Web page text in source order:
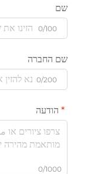
שם
0/100
שם החברה
0/200
הודעה
0/1000